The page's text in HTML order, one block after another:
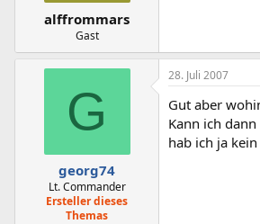
alffrommars
Gast
G
georg74
Lt. Commander
Ersteller dieses
Themas
28. Juli 2007
Gut aber
Kann ich
hab ich ja